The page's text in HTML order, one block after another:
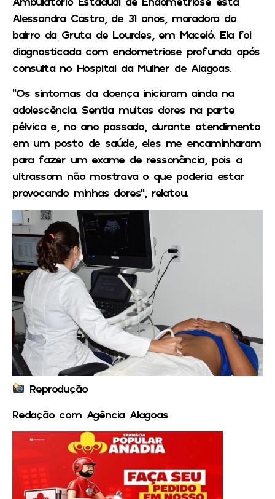
Alessandra Castro, de 31 anos, moradora do
bairro da Gruta de Lourdes, em Maceió. Ela foi
diagnosticada com endometriose profunda após
consulta no Hospital da Mulher de Alagoas.
“Os sintomas da doença iniciaram ainda na
adolescência. Sentia muitas dores na parte
pélvica e, no ano passado, durante atendimento
em um posto de saúde, eles me encaminharam
para fazer um exame de ressonância, pois a
ultrassom não mostrava o que poderia estar
provocando minhas dores”, relatou.
Reprodução
Redação com Agência Alagoas